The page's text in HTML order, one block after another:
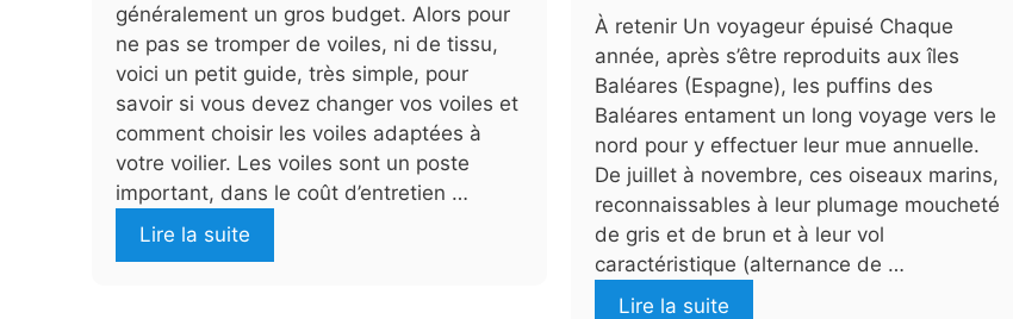
généralement un gros budget. Alors pour
ne pas se tromper de voiles, ni de tissu,
voici un petit guide, très simple, pour
savoir si vous devez changer vos voiles et
comment choisir les voiles adaptées à
votre voilier. Les voiles sont un poste
important, dans le coût d’entretien …
Lire la suite
À retenir Un voyageur épuisé Chaque
année, après s’être reproduits aux îles
Baléares (Espagne), les puffins des
Baléares entament un long voyage vers le
nord pour y effectuer leur mue annuelle.
De juillet à novembre, ces oiseaux marins,
reconnaissables à leur plumage moucheté
de gris et de brun et à leur vol
caractéristique (alternance de …
Lire la suite